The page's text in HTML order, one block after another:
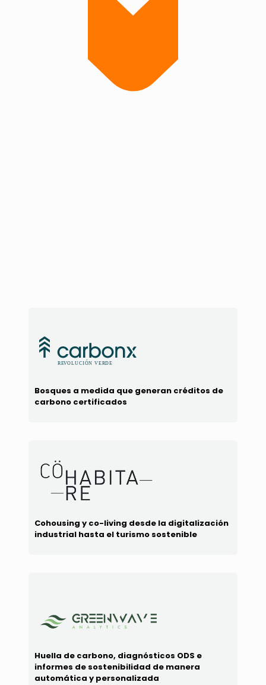
Bosques a medida que generan créditos de
carbono certificados
Cohousing y co-living desde la digitalización
industrial hasta el turismo sostenible
Huella de carbono, diagnósticos ODS e
informes de sostenibilidad de manera
automática y personalizada